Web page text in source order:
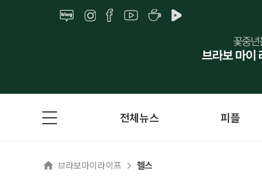
전체뉴스 피플
브라보마이라이프 헬스